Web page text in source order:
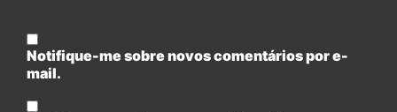
Notifique-me sobre novos comentários por e-
mail.